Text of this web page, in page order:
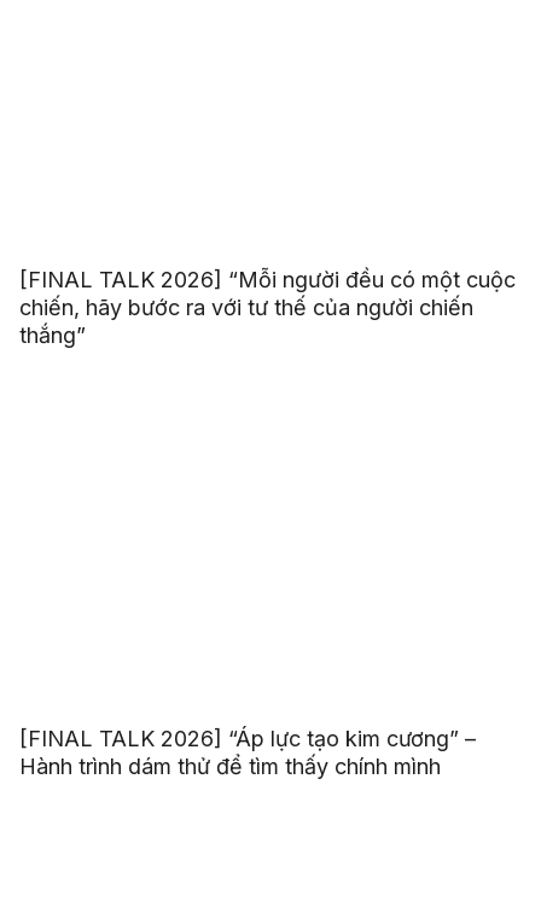
[FINAL TALK 2026] “Mỗi người đều có một cuộc
chiến, hãy bước ra với tư thế của người chiến
thắng”
[FINAL TALK 2026] “Áp lực tạo kim cương” –
Hành trình dám thử để tìm thấy chính mình